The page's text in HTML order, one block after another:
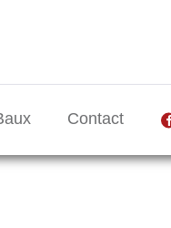
Contact